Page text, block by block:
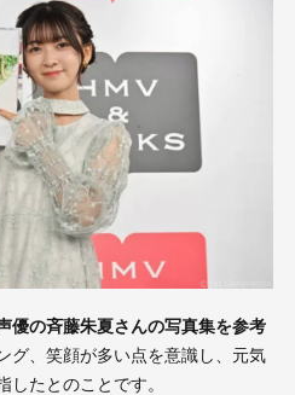
優の斉藤朱夏さんの写真集を参考
グ、笑顔が多い点を意識し、元気
したとのことです。